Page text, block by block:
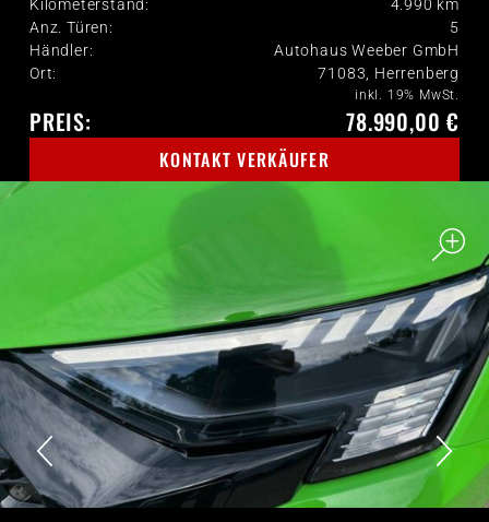
Kilometerstand:
4.990 km
Anz. Türen:
5
Händler:
Autohaus Weeber GmbH
Ort:
71083, Herrenberg
PREIS:
inkl. 19% MwSt.
78.990,00 €
KONTAKT VERKÄUFER